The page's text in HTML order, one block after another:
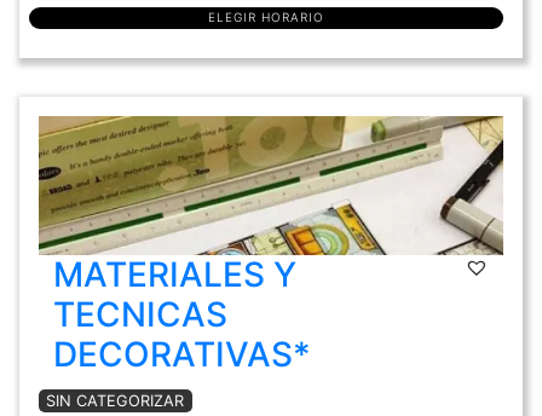
ELEGIR HORARIO
MATERIALES Y
TECNICAS
DECORATIVAS*
SIN CATEGORIZAR